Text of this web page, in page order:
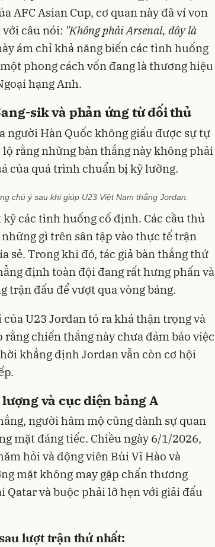
AFC Asian Cup, cơ quan này đã ví von
câu nói: "Không phải Arsenal, đây là
ám chỉ khả năng biến các tình huống
phong cách vốn đang là thương hiệu
hạng Anh.
sik và phản ứng từ đối thủ
người Hàn Quốc không giấu được sự tự
rằng những bàn thắng này không phải
của quá trình chuẩn bị kỹ lưỡng.
chú ý sau khi giúp U23 Việt Nam thắng Jordan.
các tình huống cố định. Các cầu thủ
gì trên sân tập vào thực tế trận
sẻ. Trong khi đó, tác giả bàn thắng thứ
định toàn đội đang rất hưng phấn và
trận đấu để vượt qua vòng bảng.
U23 Jordan tỏ ra khá thận trọng và
chiến thắng này chưa đảm bảo việc
khẳng định Jordan vẫn còn cơ hội
và cục diện bảng A
người hâm mộ cũng dành sự quan
mặt đáng tiếc. Chiều ngày 6/1/2026,
hỏi và động viên Bùi Vĩ Hào và
mặt không may gặp chấn thương
và buộc phải lỡ hẹn với giải đấu
lượt trận thứ nhất: